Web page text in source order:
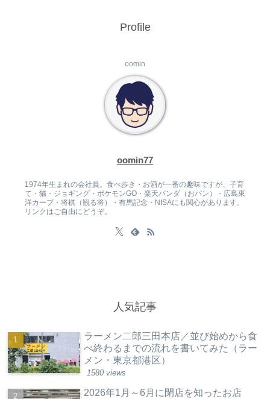
Profile
oomin
oomin77
1974年生まれの会社員。食べ歩き・お酒が一番の趣味ですが、子育
て・猫・ジョギング・ポケモンGO・楽天パンダ（おパン）・広島東
洋カープ・将棋（観る将）・有馬記念・NISAにも関心があります。
リンクはご自由にどうぞ。
人気記事
ラーメン二郎三田本店／並び始めから食
べ終わるまでの流れを書いてみた（ラー
メン・東京都港区）
1580 views
2026年1月～6月に閉店を知ったお店